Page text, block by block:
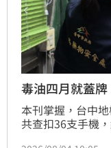
毒油四月就蓋
本刊掌握，台中
共查扣36支手機